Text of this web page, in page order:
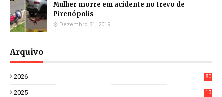
Mulher morre em acidente no trevo de
Pirenópolis
Dezembro 31, 2019
Arquivo
2026
80
2025
13